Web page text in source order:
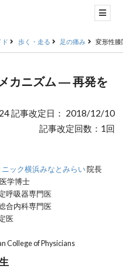
ド 歩く・走る 足の痛み 変形性
カニズム ― 再発を
記事改定日： 2018/12/10
記事改定回数：1回
ック横浜みなとみらい院長
学博士
呼吸器専門医
合内科専門医
医
College of Physicians